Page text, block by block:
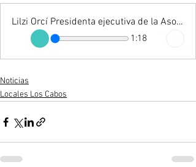
Lilzi Orcí Presidenta ejecutiva de la Asociación de Hoteles de Los Cabos
1:18
Noticias
Locales Los Cabos